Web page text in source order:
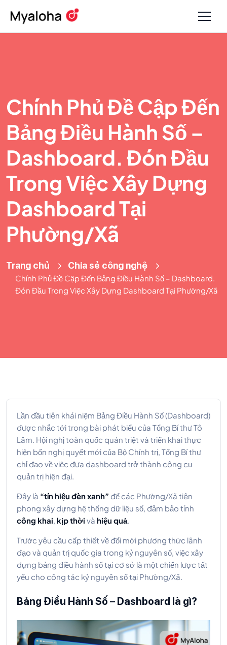
Chính Phủ Đề Cập Đến
Bảng Điều Hành Số –
Dashboard. Đón Đầu
Trong Việc Xây Dựng
Dashboard Tại
Phường/Xã
Trang chủ Chia sẻ công nghệ
Chính Phủ Đề Cập Đến Bảng Điều Hành Số – Dashboard.
Đón Đầu Trong Việc Xây Dựng Dashboard Tại Phường/Xã
Lần đầu tiên khái niệm Bảng Điều Hành Số (Dashboard)
được nhắc tới trong bài phát biểu của Tổng Bí thư Tô
Lâm. Hội nghị toàn quốc quán triệt và triển khai thực
hiện bốn nghị quyết mới của Bộ Chính trị, Tổng Bí thư
chỉ đạo về việc đưa dashboard trở thành công cụ
quản trị hiện đại.
Đây là “tín hiệu đèn xanh” để các Phường/Xã tiên
phong xây dựng hệ thống dữ liệu số, đảm bảo tính
công khai kịp thời và hiệu quả
Trước yêu cầu cấp thiết về đổi mới phương thức lãnh
đạo và quản trị quốc gia trong kỷ nguyên số, việc xây
dựng bảng điều hành số tại cơ sở là một chiến lược tất
yếu cho công tác kỷ nguyên số tại Phường/Xã.
Bảng Điều Hành Số – Dashboard là gì?